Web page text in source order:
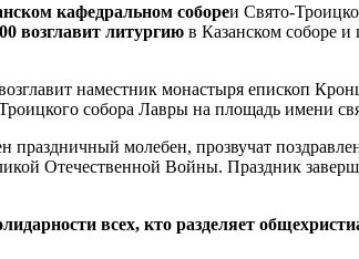
кафедральном собореи Свято-
возглавит литургию в Казанском соборе и
наместник монастыря епископ
собора Лавры на площадь имени
молебен, прозвучат
Отечественной Войны. Праздник
всех, кто разделяет